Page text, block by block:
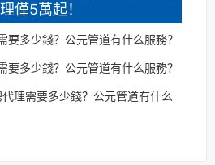
僅5萬起！
要多少錢？公元管道有什么服務？
要多少錢？公元管道有什么服務？
理需要多少錢？公元管道有什么